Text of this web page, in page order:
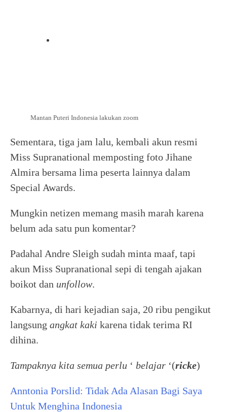
Mantan Puteri Indonesia lakukan zoom
Sementara, tiga jam lalu, kembali akun resmi
Miss Supranational memposting foto Jihane
Almira bersama lima peserta lainnya dalam
Special Awards.
Mungkin netizen memang masih marah karena
belum ada satu pun komentar?
Padahal Andre Sleigh sudah minta maaf, tapi
akun Miss Supranational sepi di tengah ajakan
boikot dan unfollow.
Kabarnya, di hari kejadian saja, 20 ribu pengikut
langsung angkat kaki karena tidak terima RI
dihina.
Tampaknya kita semua perlu ‘ belajar ‘(ricke)
Anntonia Porslid: Tidak Ada Alasan Bagi Saya
Untuk Menghina Indonesia